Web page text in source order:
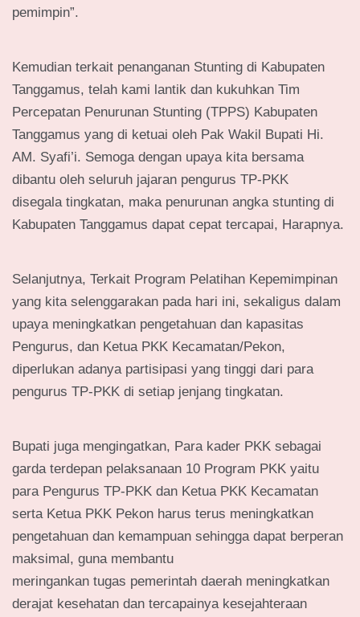
pemimpin”.
Kemudian terkait penanganan Stunting di Kabupaten
Tanggamus, telah kami lantik dan kukuhkan Tim
Percepatan Penurunan Stunting (TPPS) Kabupaten
Tanggamus yang di ketuai oleh Pak Wakil Bupati Hi.
AM. Syafi’i. Semoga dengan upaya kita bersama
dibantu oleh seluruh jajaran pengurus TP-PKK
disegala tingkatan, maka penurunan angka stunting di
Kabupaten Tanggamus dapat cepat tercapai, Harapnya.
Selanjutnya, Terkait Program Pelatihan Kepemimpinan
yang kita selenggarakan pada hari ini, sekaligus dalam
upaya meningkatkan pengetahuan dan kapasitas
Pengurus, dan Ketua PKK Kecamatan/Pekon,
diperlukan adanya partisipasi yang tinggi dari para
pengurus TP-PKK di setiap jenjang tingkatan.
Bupati juga mengingatkan, Para kader PKK sebagai
garda terdepan pelaksanaan 10 Program PKK yaitu
para Pengurus TP-PKK dan Ketua PKK Kecamatan
serta Ketua PKK Pekon harus terus meningkatkan
pengetahuan dan kemampuan sehingga dapat berperan
maksimal, guna membantu
meringankan tugas pemerintah daerah meningkatkan
derajat kesehatan dan tercapainya kesejahteraan